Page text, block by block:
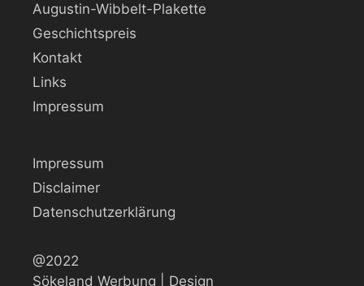
Augustin-Wibbelt-Plakette
Geschichtspreis
Kontakt
Links
Impressum
Impressum
Disclaimer
Datenschutzerklärung
@2022
Sökeland Werbung | Design